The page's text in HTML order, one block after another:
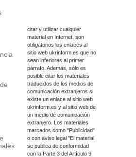
citar y utilizar cualquier
material en Internet, son
obligatorios los enlaces al
sitio web ukrinform.es que no
sean inferiores al primer
párrafo. Además, sólo es
posible citar los materiales
traducidos de los medios de
comunicación extranjeros si
existe un enlace al sitio web
ukrinform.es y al sitio web de
un medio de comunicación
extranjero. Los materiales
marcados como "Publicidad"
o con aviso legal "El material
se publica de conformidad
con la Parte 3 del Artículo 9